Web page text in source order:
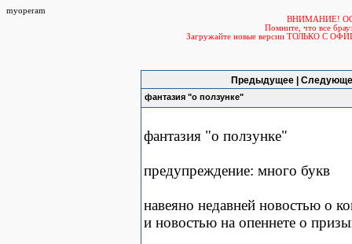
myoperam
ВНИМАНИЕ!
Помните, что все
Загружайте новые версии ТОЛЬКО С
Предыдущее |
фантазия "о ползунке"
фантазия "о ползунке"
предупреждение: много букв
навеяно недавней новостью о
и новостью на опеннете о